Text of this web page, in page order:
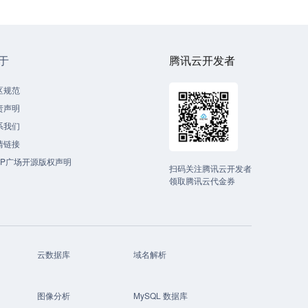
规范
声明
我们
链接
广场开源版权声明
腾讯云开发者
扫码关注腾讯云开发者
领取腾讯云代金券
云数据库 域名解析
图像分析 MySQL 数据库